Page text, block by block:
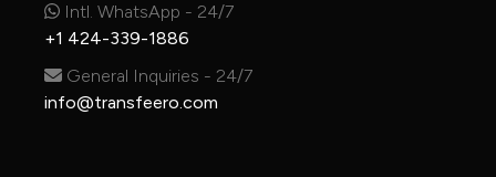
Intl. WhatsApp - 24/7
+1 424-339-1886
General Inquiries - 24/7
info@transfeero.com